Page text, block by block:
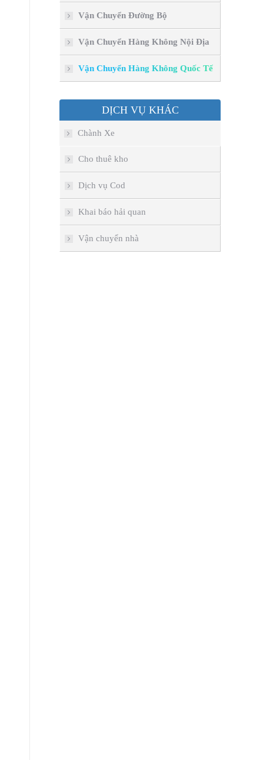
Vận Chuyển Đường Bộ
Vận Chuyển Hàng Không Nội Địa
Vận Chuyển Hàng Không Quốc Tế
DỊCH VỤ KHÁC
Chành Xe
Cho thuê kho
Dịch vụ Cod
Khai báo hải quan
Vận chuyển nhà